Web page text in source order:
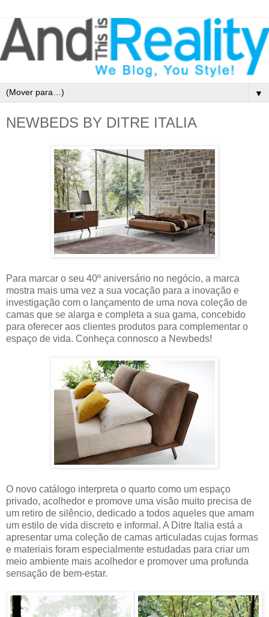
▼
NEWBEDS BY DITRE ITALIA
Para marcar o seu 40º aniversário no negócio, a marca
mostra mais uma vez a sua vocação para a inovação e
investigação com o lançamento de uma nova coleção de
camas que se alarga e completa a sua gama, concebido
para oferecer aos clientes produtos para complementar o
espaço de vida. Conheça connosco a Newbeds!
O novo catálogo interpreta o quarto como um espaço
privado, acolhedor e promove uma visão muito precisa de
um retiro de silêncio, dedicado a todos aqueles que amam
um estilo de vida discreto e informal. A Ditre Italia está a
apresentar uma coleção de camas articuladas cujas formas
e materiais foram especialmente estudadas para criar um
meio ambiente mais acolhedor e promover uma profunda
sensação de bem-estar.